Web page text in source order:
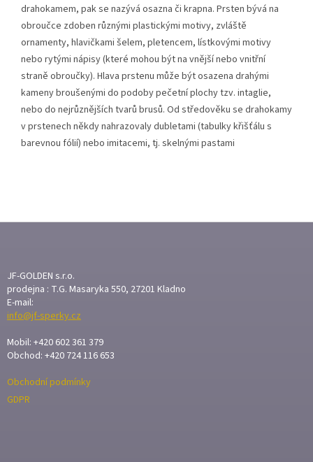
drahokamem, pak se nazývá osazna či krapna. Prsten bývá na
obroučce zdoben různými plastickými motivy, zvláště
ornamenty, hlavičkami šelem, pletencem, lístkovými motivy
nebo rytými nápisy (které mohou být na vnější nebo vnitřní
straně obroučky). Hlava prstenu může být osazena drahými
kameny broušenými do podoby pečetní plochy tzv. intaglie,
nebo do nejrůznějších tvarů brusů. Od středověku se drahokamy
v prstenech někdy nahrazovaly dubletami (tabulky křišťálu s
barevnou fólií) nebo imitacemi, tj. skelnými pastami
A
T
JF-GOLDEN s.r.o.
prodejna : T.G. Masaryka 550, 27201 Kladno
E-mail:
info@jf-sperky.cz
Mobil: +420 602 361 379
Obchod: +420 724 116 653
Obchodní podmínky
GDPR